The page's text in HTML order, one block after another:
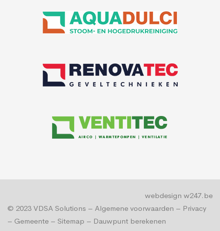
© 2023 VDSA Solutions – Algemene voorwaarden – Privacy
– Gemeente – Sitemap – Dauwpunt berekenen
webdesign w247.be